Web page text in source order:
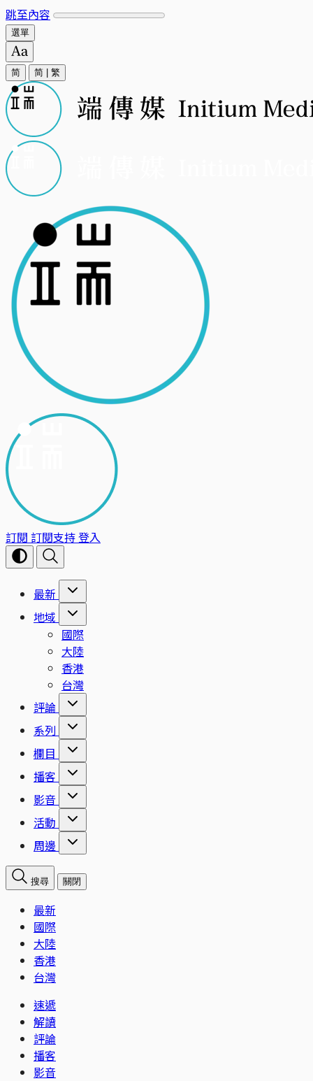
跳至內容
選單
简 简 繁
訂閱 訂閱支持登入
最新
地域
國際
大陸
香港
台灣
評論
系列
欄目
播客
影音
活動
周邊
搜尋 關閉
最新
國際
大陸
香港
台灣
速遞
解讀
評論
播客
影音